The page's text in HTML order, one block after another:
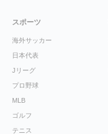
スポーツ
海外サッカー
日本代表
Jリーグ
プロ野球
MLB
ゴルフ
テニス